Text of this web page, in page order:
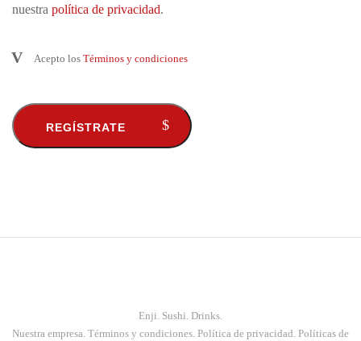
nuestra política de privacidad.
Acepto los Términos y condiciones
Enji. Sushi. Drinks.
Nuestra empresa. Términos y condiciones. Política de privacidad. Políticas de